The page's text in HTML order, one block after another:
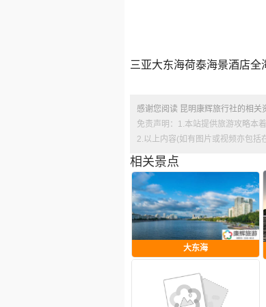
三亚大东海荷泰海景酒店全
感谢您阅读 昆明康辉旅行社的相关
免责声明：1.本站提供旅游攻略本
2.以上内容(如有图片或视频亦包括
相关景点
大东海